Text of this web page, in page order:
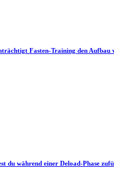
Fasten-Training den
du während einer Deload-Phase